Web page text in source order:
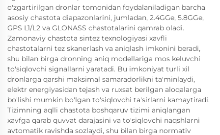
o'zgartirilgan dronlar tomonidan foydalaniladigan barcha
asosiy chastota diapazonlarini, jumladan, 2.4GGe, 5.8GGe,
GPS L1/L2 va GLONASS chastotalarini qamrab oladi.
Zamonaviy chastota sintez texnologiyasi xavfli
chastotalarni tez skanerlash va aniqlash imkonini beradi,
shu bilan birga dronning aniq modellariga mos keluvchi
to'siqlovchi signallarni yaratadi. Bu imkoniyat turli xil
dronlarga qarshi maksimal samaradorlikni ta'minlaydi,
elektr energiyasidan tejash va ruxsat berilgan aloqalarga
bo'lishi mumkin bo'lgan to'siqlovchi ta'sirlarni kamaytiradi.
Tizimning aqlli chastota boshqaruv tizimi aniqlangan
xavfga qarab quvvat darajasini va to'siqlovchi naqshlarni
avtomatik ravishda sozlaydi, shu bilan birga normativ